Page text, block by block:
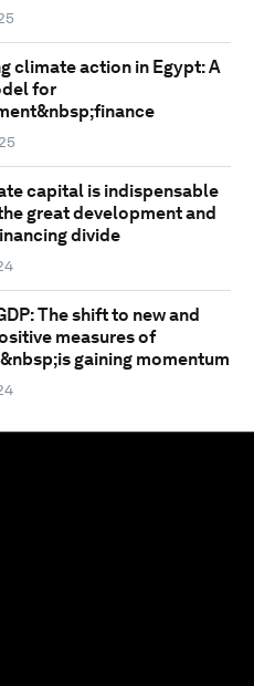
climate action in Egypt: A
for
capital is indispensable
great development and
divide
The shift to new and
measures of
gaining momentum